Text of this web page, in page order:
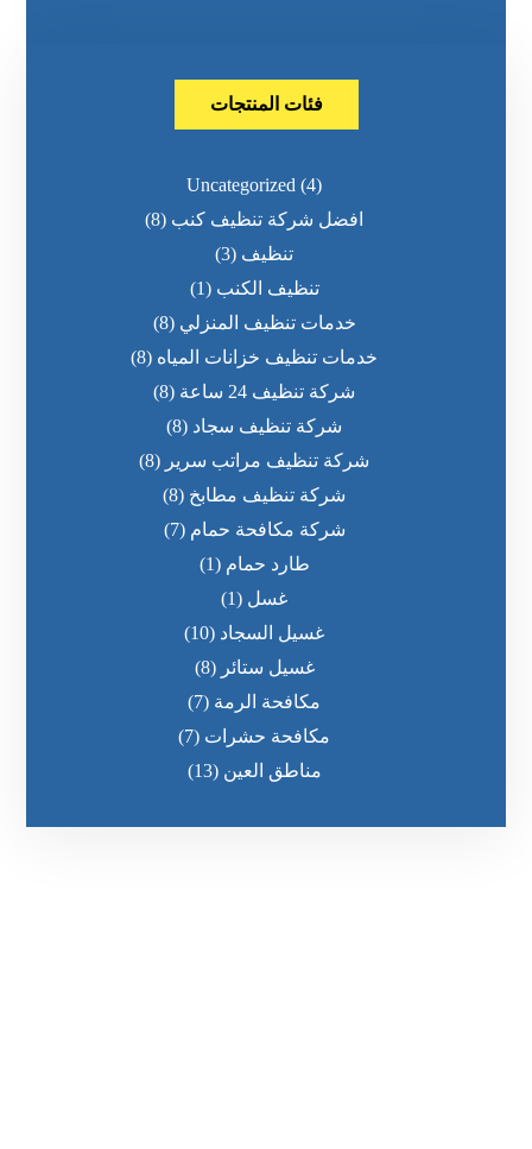
فئات المنتجات
Uncategorized (4)
افضل شركة تنظيف كنب (8)
تنظيف (3)
تنظيف الكنب (1)
خدمات تنظيف المنزلي (8)
خدمات تنظيف خزانات المياه (8)
شركة تنظيف 24 ساعة
(8)
شركة تنظيف سجاد (8)
شركة تنظيف مراتب سرير (8)
شركة تنظيف مطابخ (8)
شركة مكافحة حمام (7)
طارد حمام (1)
غسل (1)
غسيل السجاد (10)
غسيل ستائر (8)
مكافحة الرمة (7)
مكافحة حشرات (7)
مناطق العين (13)